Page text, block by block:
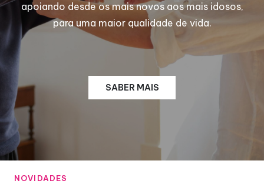
apoiando desde os mais novos aos mais idosos,
para uma maior qualidade de vida.
SABER MAIS
NOVIDADES